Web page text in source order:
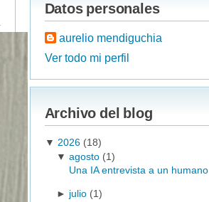
Datos personales
aurelio mendiguchia
Ver todo mi perfil
Archivo del blog
▼ 2026 (18)
▼agosto (1)
Una IA entrevista a un humano
► julio (1)